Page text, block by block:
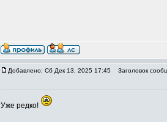
Добавлено: Сб Дек 13, 2025 17:45 Заголовок
Уже редко!